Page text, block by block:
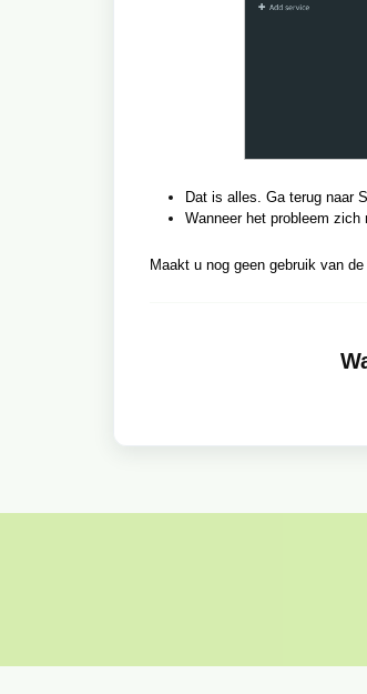
Dat is alles. Ga terug naar
Wanneer het probleem
Maakt u nog geen gebruik van